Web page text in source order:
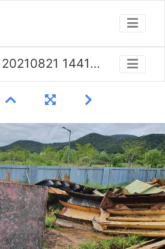
20210821 144109 opti